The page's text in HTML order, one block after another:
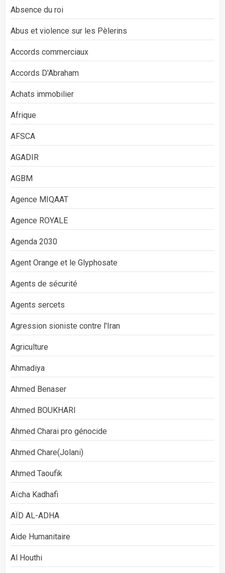
Absence du roi
Abus et violence sur les Pèlerins
Accords commerciaux
Accords D'Abraham
Achats immobilier
Afrique
AFSCA
AGADIR
AGBM
Agence MIQAAT
Agence ROYALE
Agenda 2030
Agent Orange et le Glyphosate
Agents de sécurité
Agents sercets
Agression sioniste contre l'Iran
Agriculture
Ahmadiya
Ahmed Benaser
Ahmed BOUKHARI
Ahmed Charai pro génocide
Ahmed Chare(Jolani)
Ahmed Taoufik
Aïcha Kadhafi
AÏD AL-ADHA
Aide Humanitaire
Al Houthi